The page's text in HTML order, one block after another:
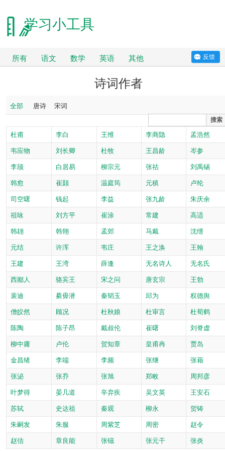
学习小工具
所有 语文 数学 英语 其他 反馈
诗词作者
全部 唐诗 宋词
搜索
杜甫 李白 王维 李商隐 孟浩然
韦应物 刘长卿 杜牧 王昌龄 岑参
李颀 白居易 柳宗元 张祜 刘禹锡
韩愈 崔颢 温庭筠 元稹 卢纶
司空曙 钱起 李益 张九龄 朱庆余
祖咏 刘方平 崔涂 常建 高适
韩翃 韩翎 孟郊 马戴 沈缙
元结 许浑 韦庄 王之涣 王翰
王建 王湾 薛逢 无名诗人 无名氏
西鄙人 骆宾王 宋之问 唐玄宗 王勃
裴迪 綦毋潜 秦韬玉 邱为 权德舆
僧皎然 顾况 杜秋娘 杜审言 杜荀鹤
陈陶 陈子昂 戴叔伦 崔曙 刘脊虚
柳中庸 卢伦 贺知章 皇甫冉 贾岛
金昌绪 李端 李频 张继 张藉
张泌 张乔 张旭 郑畋 周邦彦
叶梦得 晏几道 辛弃疾 吴文英 王安石
苏轼 史达祖 秦观 柳永 贺铸
朱嗣发 朱服 周紫芝 周密 赵令
赵佶 章良能 张镃 张元干 张炎